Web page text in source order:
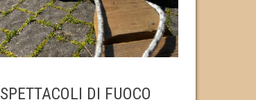
SPETTACOLI DI FUOCO